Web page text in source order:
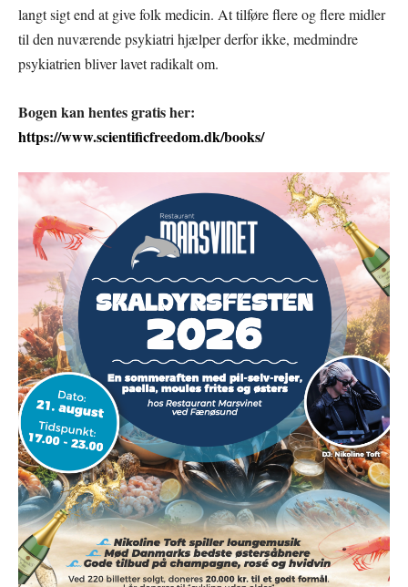
langt sigt end at give folk medicin. At tilføre flere og flere midler
til den nuværende psykiatri hjælper derfor ikke, medmindre
psykiatrien bliver lavet radikalt om.
Bogen kan hentes gratis her:
https://www.scientificfreedom.dk/books/